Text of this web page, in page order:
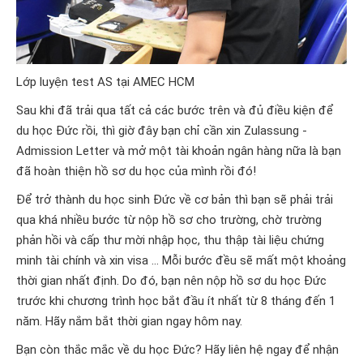
Lớp luyện test AS tại AMEC HCM
Sau khi đã trải qua tất cả các bước trên và đủ điều kiện để
du học Đức rồi, thì giờ đây bạn chỉ cần xin Zulassung -
Admission Letter và mở một tài khoản ngân hàng nữa là bạn
đã hoàn thiện hồ sơ du học của mình rồi đó!
Để trở thành du học sinh Đức về cơ bản thì bạn sẽ phải trải
qua khá nhiều bước từ nộp hồ sơ cho trường, chờ trường
phản hồi và cấp thư mời nhập học, thu thập tài liệu chứng
minh tài chính và xin visa … Mỗi bước đều sẽ mất một khoảng
thời gian nhất định. Do đó, bạn nên nộp hồ sơ du học Đức
trước khi chương trình học bắt đầu ít nhất từ 8 tháng đến 1
năm. Hãy nắm bắt thời gian ngay hôm nay.
Bạn còn thắc mắc về du học Đức? Hãy liên hệ ngay để nhận